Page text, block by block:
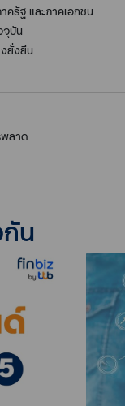
รัฐ และภาคเอกชน
จุบัน
ยั่งยืน
พลาด
น